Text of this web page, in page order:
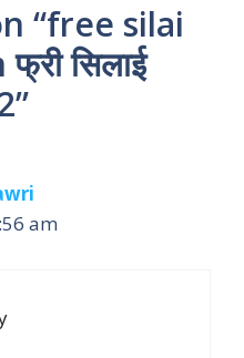
“free silai
सिलाई
am